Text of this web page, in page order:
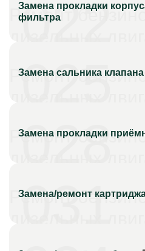
022
Ремонт
Замена прокладки
фильтра
025
Ремонт
Замена сальника клапана
028
Ремонт
Замена прокладки
031
Ремонт
Замена/ремонт